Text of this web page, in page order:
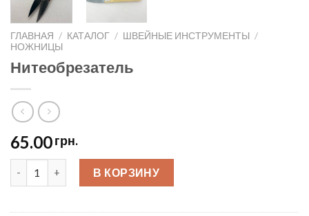
ГЛАВНАЯ / КАТАЛОГ / ШВЕЙНЫЕ ИНСТРУМЕНТЫ /
НОЖНИЦЫ
Нитеобрезатель
65.00грн.
Нитеобрезатель quantity
В КОРЗИНУ